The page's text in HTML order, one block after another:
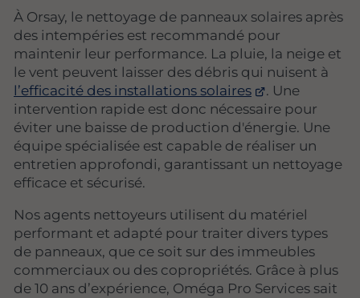
À Orsay, le nettoyage de panneaux solaires après
des intempéries est recommandé pour
maintenir leur performance. La pluie, la neige et
le vent peuvent laisser des débris qui nuisent à
l’efficacité des installations solaires
. Une
intervention rapide est donc nécessaire pour
éviter une baisse de production d'énergie. Une
équipe spécialisée est capable de réaliser un
entretien approfondi, garantissant un nettoyage
efficace et sécurisé.
Nos agents nettoyeurs utilisent du matériel
performant et adapté pour traiter divers types
de panneaux, que ce soit sur des immeubles
commerciaux ou des copropriétés. Grâce à plus
de 10 ans d’expérience, Oméga Pro Services sait